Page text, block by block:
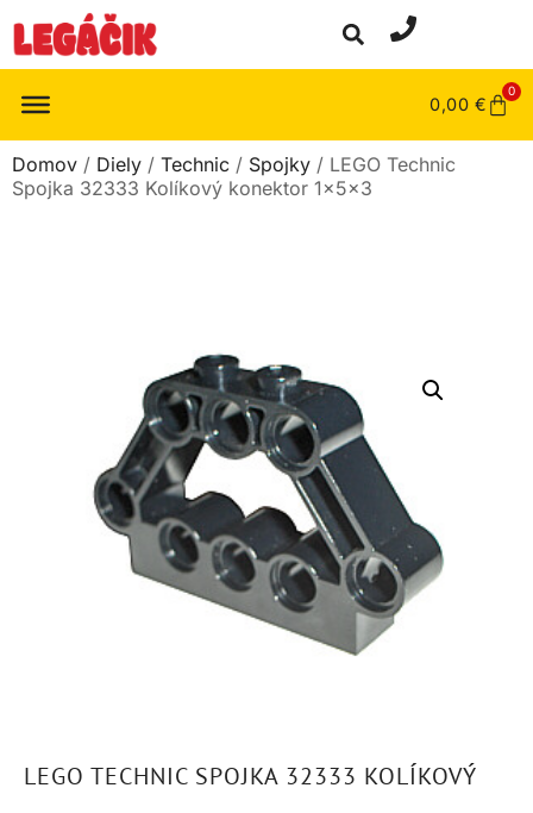
0,00 €
0
Domov / Diely / Technic / Spojky / LEGO Technic
Spojka 32333 Kolíkový konektor 1x5x3
LEGO TECHNIC SPOJKA 32333 KOLÍKOVÝ